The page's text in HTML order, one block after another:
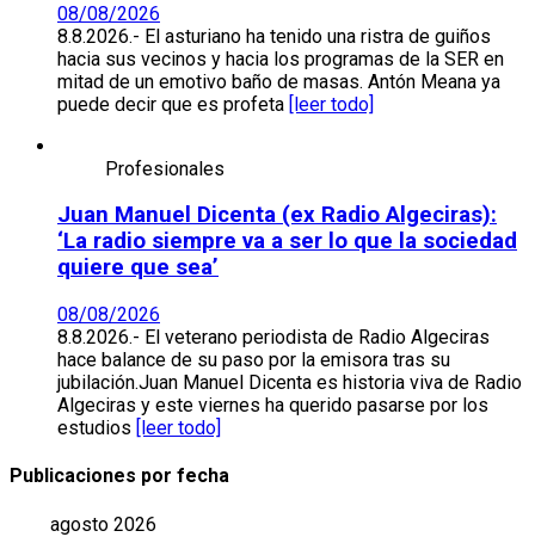
08/08/2026
8.8.2026.- El asturiano ha tenido una ristra de guiños
hacia sus vecinos y hacia los programas de la SER en
mitad de un emotivo baño de masas. Antón Meana ya
puede decir que es profeta [leer todo]
Profesionales
Juan Manuel Dicenta (ex Radio Algeciras):
‘La radio siempre va a ser lo que la sociedad
quiere que sea’
08/08/2026
8.8.2026.- El veterano periodista de Radio Algeciras
hace balance de su paso por la emisora tras su
jubilación.Juan Manuel Dicenta es historia viva de Radio
Algeciras y este viernes ha querido pasarse por los
estudios [leer todo]
Publicaciones por fecha
agosto 2026